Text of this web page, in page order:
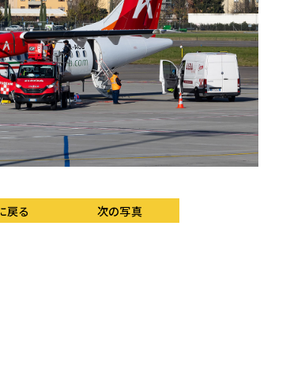
戻る 次の写真